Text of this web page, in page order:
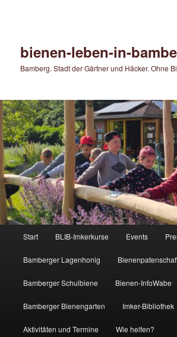
bienen-leben-in-
Bamberg. Stadt der Gärtner und Häcker. Ohne
Start BLIB-Imkerkurse Events
Bamberger Lagenhonig
Bamberger Schulbiene Bienen-InfoWabe
Bamberger Bienengarten Imker-Bibliothek
Aktivitäten und Termine Wie helfen?